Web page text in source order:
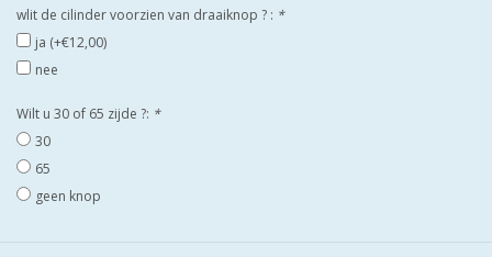
waakborden
wlit de cilinder voorzien van draaiknop ? : *
ja (+€12,00)
nee
Wilt u 30 of 65 zijde ?: *
30
65
geen knop